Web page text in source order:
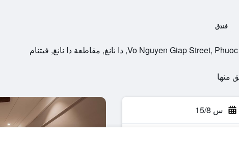
فندق
س 15/8